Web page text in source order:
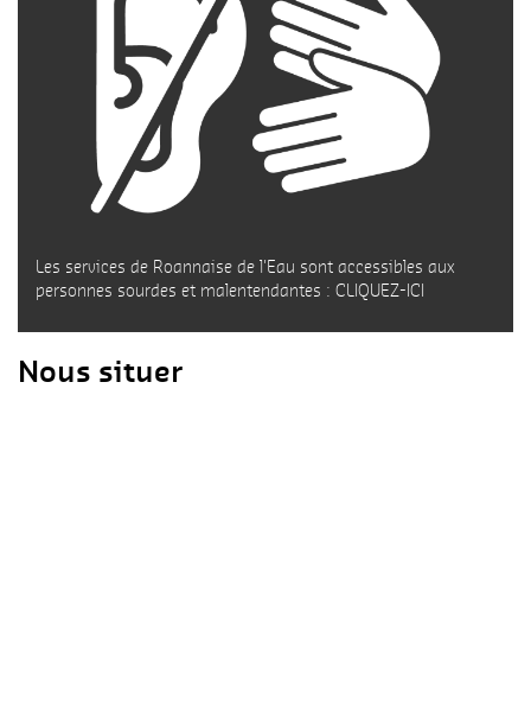
Les services de Roannaise de l'Eau sont accessibles aux
personnes sourdes et malentendantes : CLIQUEZ-ICI
Nous situer